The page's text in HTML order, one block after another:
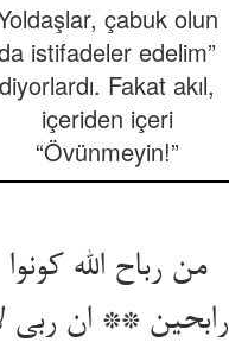
çabuk olun
istifadeler edelim”
diyorlardı. Fakat akıl,
içeriden içeri
“Övünmeyin!”
من رباح الله کونوا
رابحین ** ان ربی